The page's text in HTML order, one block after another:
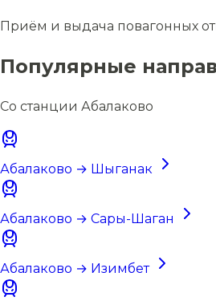
Приём и выдача повагонных
Популярные
Со станции Абалаково
Абалаково → Шыганак
Абалаково → Сары-Шаган
Абалаково → Изимбет